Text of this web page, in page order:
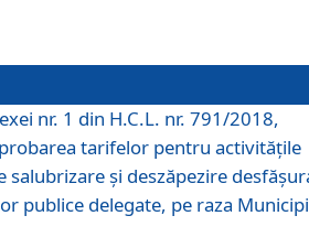
nr. 1 din H.C.L. nr. 791/2018,
tarifelor pentru activitățile
salubrizare și deszăpezire
publice delegate, pe raza